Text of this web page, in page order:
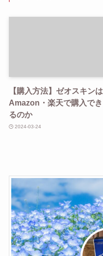
【購入方法】ゼオスキンは
Amazon・楽天で購入でき
るのか
2024-03-24